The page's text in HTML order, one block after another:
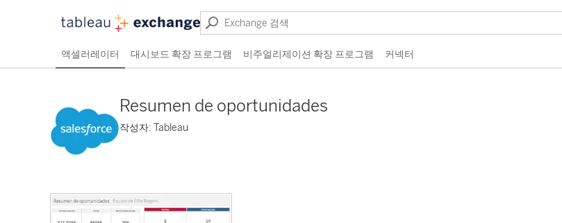
액셀러레이터 대시보드 확장 프로그램 비주얼리제이션 확장 프로그램 커넥터
Resumen de oportunidades
작성자: Tableau